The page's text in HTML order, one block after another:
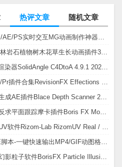
热评文章 随机文章
中文汉化-AI/AE/PS实时交互MG动画制作神器AE脚本Battle Axe Overlord v2.6.4 Win/Mac
C4D插件-森林岩石植物树木花草生长动画插件3DQuakers Forester v1.5.7 R20-R2025含扩展包
C4D阿诺德渲染器SolidAngle C4DtoA 4.9.1 2024/2025/2026 Win替换破解版
视觉特效Ae/Pr插件合集RevisionFX Effections Plus v25.8 CE Win 含RE:Zup/Twixtor/Flicker/RSMB插件
深度图自动生成AE插件Blace Depth Scanner 2 v2.4.49 Win/Mac，可轻松搞定体积雾/光、景深虚化、伪3D、场景扫描等效果
专业摄像机反求平面跟踪摩卡插件Boris FX Mocha Pro 2026.0.3 CE
三维模型展UV软件Rizom-Lab RizomUV Real / Virtual Space 2025.0.114 Win
中文汉化AE脚本-一键快速输出MP4/GIF动图格式插件AEscripts GifGun v2.2.1 Win/Mac
专业独立版幻影粒子软件BorisFX Particle Illusion Pro 2025.5 v18.5.1 Win